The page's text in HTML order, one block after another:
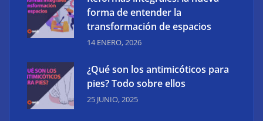
forma de entender la
transformación de espacios
14 ENERO, 2026
¿Qué son los antimicóticos para
pies? Todo sobre ellos
25 JUNIO, 2025